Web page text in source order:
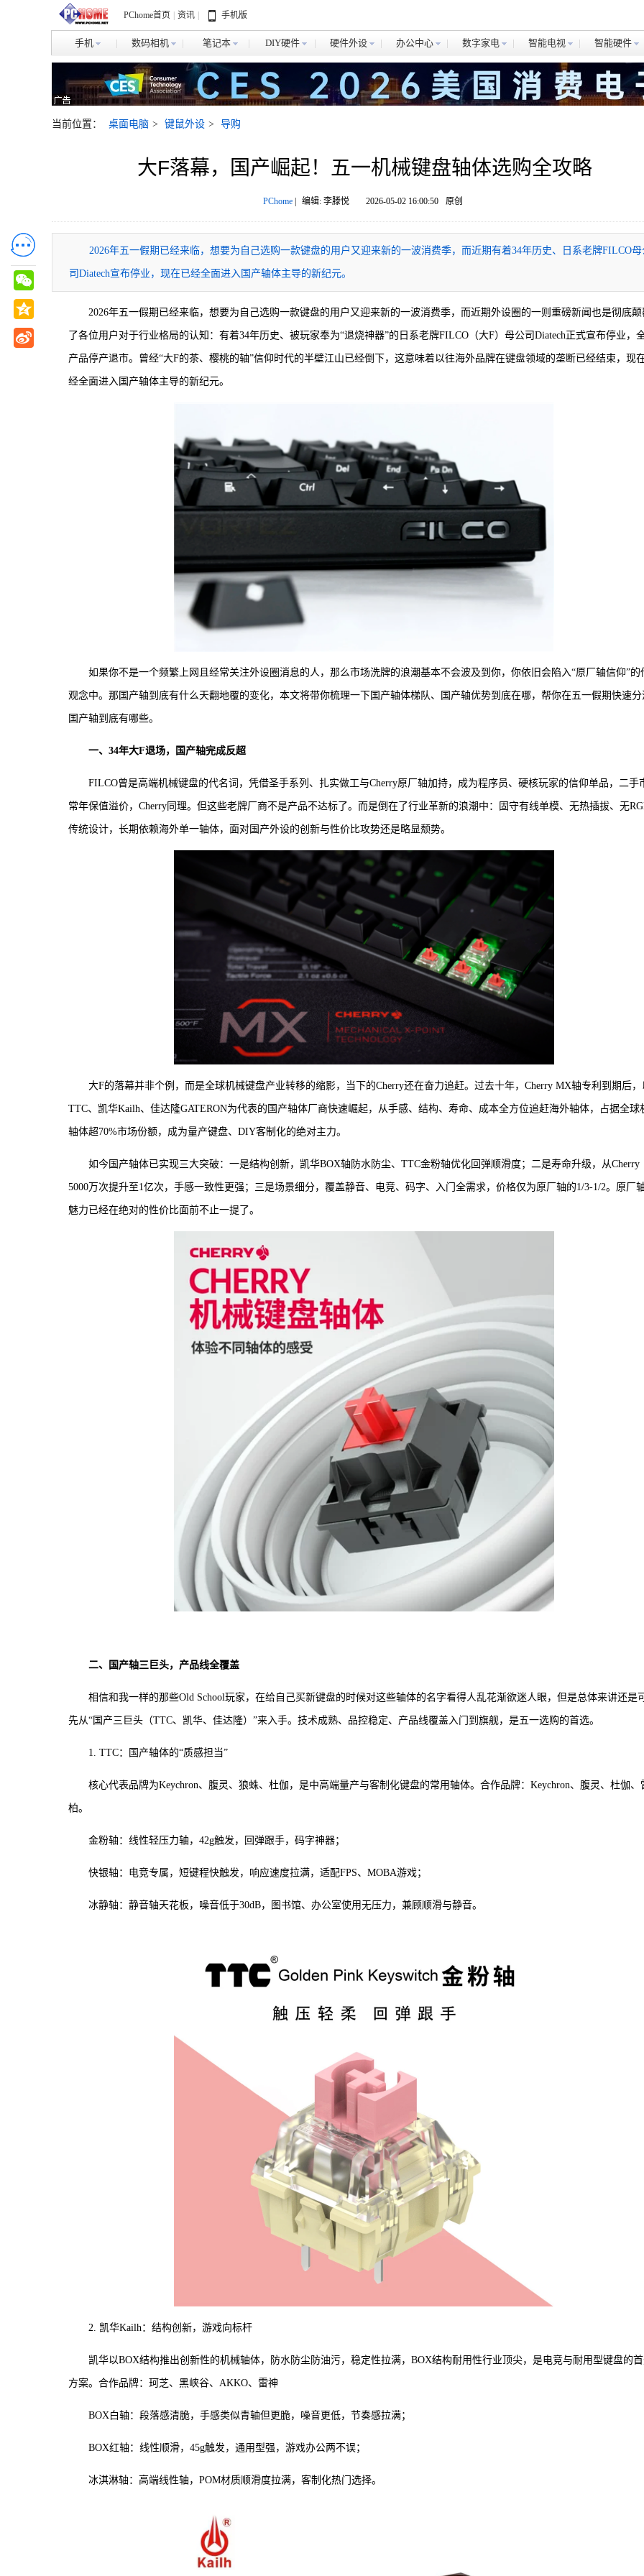
PChome首页 资讯 手机版
手机 数码相机 笔记本 DIY硬件 硬件外设 办公中心 数字家电 智能电视 智能硬件
当前位置： 桌面电脑 > 键鼠外设 > 导购
大F落幕，国产崛起！五一机械键盘轴体选购全攻略
PChome| 编辑: 李滕悦 2026-05-02 16:00:50 原创
​2026年五一假期已经来临，想要为自己选购一款键盘的用户又迎来新的一波消费季，而近期有着34年历史、日系老牌FILCO母
司Diatech宣布停业，现在已经全面进入国产轴体主导的新纪元。
2026年五一假期已经来临，想要为自己选购一款键盘的用户又迎来新的一波消费季，而近期外设圈的一则重磅新闻也是彻底颠
了各位用户对于行业格局的认知：有着34年历史、被玩家奉为“退烧神器”的日系老牌FILCO（大F）母公司Diatech正式宣布停业，
产品停产退市。曾经“大F的茶、樱桃的轴”信仰时代的半壁江山已经倒下，这意味着以往海外品牌在键盘领域的垄断已经结束，现
经全面进入国产轴体主导的新纪元。
如果你不是一个频繁上网且经常关注外设圈消息的人，那么市场洗牌的浪潮基本不会波及到你，你依旧会陷入“原厂轴信仰”的
观念中。那国产轴到底有什么天翻地覆的变化，本文将带你梳理一下国产轴体梯队、国产轴优势到底在哪，帮你在五一假期快速分
国产轴到底有哪些。
一、34年大F退场，国产轴完成反超
FILCO曾是高端机械键盘的代名词，凭借圣手系列、扎实做工与Cherry原厂轴加持，成为程序员、硬核玩家的信仰单品，二手
常年保值溢价，Cherry同理。但这些老牌厂商不是产品不达标了。而是倒在了行业革新的浪潮中：固守有线单模、无热插拔、无
传统设计，长期依赖海外单一轴体，面对国产外设的创新与性价比攻势还是略显颓势。
大F的落幕并非个例，而是全球机械键盘产业转移的缩影，当下的Cherry还在奋力追赶。过去十年，Cherry MX轴专利到期后，
TTC、凯华Kailh、佳达隆GATERON为代表的国产轴体厂商快速崛起，从手感、结构、寿命、成本全方位追赶海外轴体，占据全球
轴体超70%市场份额，成为量产键盘、DIY客制化的绝对主力。
如今国产轴体已实现三大突破：一是结构创新，凯华BOX轴防水防尘、TTC金粉轴优化回弹顺滑度；二是寿命升级，从Cherry
5000万次提升至1亿次，手感一致性更强；三是场景细分，覆盖静音、电竞、码字、入门全需求，价格仅为原厂轴的1/3-1/2。原厂
魅力已经在绝对的性价比面前不止一提了。
二、国产轴三巨头，产品线全覆盖
相信和我一样的那些Old School玩家，在给自己买新键盘的时候对这些轴体的名字看得人乱花渐欲迷人眼，但是总体来讲还是
先从“国产三巨头（TTC、凯华、佳达隆）”来入手。技术成熟、品控稳定、产品线覆盖入门到旗舰，是五一选购的首选。
1. TTC：国产轴体的“质感担当”
核心代表品牌为Keychron、腹灵、狼蛛、杜伽，是中高端量产与客制化键盘的常用轴体。合作品牌：Keychron、腹灵、杜伽、
柏。
金粉轴：线性轻压力轴，42g触发，回弹跟手，码字神器；
快银轴：电竞专属，短键程快触发，响应速度拉满，适配FPS、MOBA游戏；
冰静轴：静音轴天花板，噪音低于30dB，图书馆、办公室使用无压力，兼顾顺滑与静音。
2. 凯华Kailh：结构创新，游戏向标杆
凯华以BOX结构推出创新性的机械轴体，防水防尘防油污，稳定性拉满，BOX结构耐用性行业顶尖，是电竞与耐用型键盘的
方案。合作品牌：珂芝、黑峡谷、AKKO、雷神
BOX白轴：段落感清脆，手感类似青轴但更脆，噪音更低，节奏感拉满；
BOX红轴：线性顺滑，45g触发，通用型强，游戏办公两不误；
冰淇淋轴：高端线性轴，POM材质顺滑度拉满，客制化热门选择。